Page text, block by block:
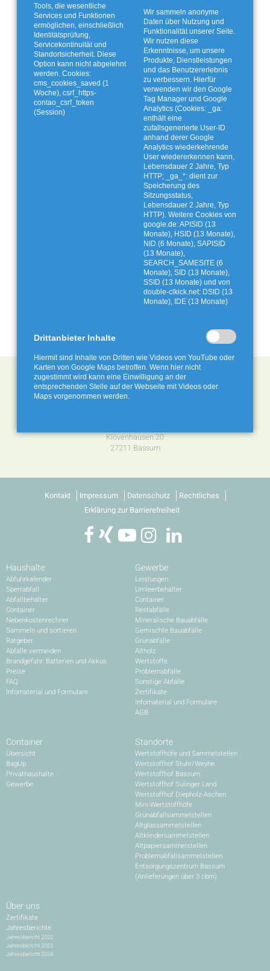
Angebote und Aktionen
Klövenhausen 20
27211 Bassum
Kontakt Impressum Datenschutz
Rechtliches
Erklärung zur Barrierefreiheit
Haushalte
Abfuhrkalender
Sperrabfall
Abfallbehälter
Container
Nebenkostenrechner
Sammeln und sortieren
Ratgeber
Abfälle vermeiden
Brandgefahr: Batterien und Akkus
Preise
FAQ
Infomaterial und Formulare
Gewerbe
Leistungen
Umleerbehälter
Container
Restabfälle
Mineralische Bauabfälle
Gemischte Bauabfälle
Grünabfälle
Altholz
Wertstoffe
Problemabfälle
Sonstige Abfälle
Zertifikate
Infomaterial und Formulare
AGB
Container
Übersicht
BagUp
Privathaushalte
Gewerbe
Standorte
Wertstoffhöfe und Sammelstellen
Wertstoffhof Stuhr/Weyhe
Wertstoffhof Bassum
Wertstoffhof Sulinger Land
Wertstoffhof Diepholz-Aschen
Mini-Wertstoffhöfe
Grünabfallsammelstellen
Altglassammelstellen
Altkleidersammelstellen
Altpapiersammelstellen
Problemabfallsammelstellen
Entsorgungszentrum Bassum
(Anlieferungen über 3 cbm)
Über uns
Zertifikate
Jahresberichte
Jahresbericht 2022
Jahresbericht 2023
Jahresbericht 2024
Tools, die wesentliche
Services und Funktionen
ermöglichen, einschließlich
Identitätsprüfung,
Servicekontinuität und
Standortsicherheit. Diese
Option kann nicht abgelehnt
werden. Cookies:
cms_cookies_saved (1
Woche), csrf_https-
contao_csrf_token
(Session)
Wir sammeln anonyme
Daten über Nutzung und
Funktionalität unserer Seite.
Wir nutzen diese
Erkenntnisse, um unsere
Produkte, Dienstleistungen
und das Benutzererlebnis
zu verbessern. Hierfür
verwenden wir den Google
Tag Manager und Google
Analytics (Cookies: _ga:
enthält eine
zufallsgenerierte User-ID
anhand derer Google
Analytics wiederkehrende
User wiedererkennen kann,
Lebensdauer 2 Jahre, Typ
HTTP; _ga_*: dient zur
Speicherung des
Sitzungsstatus,
Lebensdauer 2 Jahre, Typ
HTTP). Weitere Cookies von
google.de: APISID (13
Monate), HSID (13 Monate),
NID (6 Monate), SAPISID
(13 Monate),
SEARCH_SAMESITE (6
Monate), SID (13 Monate),
SSID (13 Monate) und von
double-clkick.net: DSID (13
Monate), IDE (13 Monate)
Drittanbieter Inhalte
Hiermit sind Inhalte von Dritten wie Videos von YouTube oder
Karten von Google Maps betroffen. Wenn hier nicht
zugestimmt wird kann eine Einwilligung an der
entsprechenden Stelle auf der Webseite mit Videos oder
Maps vorgenommen werden.